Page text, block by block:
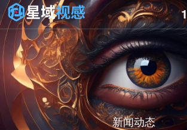
新闻动态